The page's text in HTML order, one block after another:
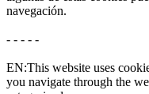
navegación.
- - - - -
EN:This website uses
you navigate through the